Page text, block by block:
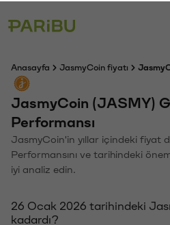
Anasayfa JasmyCoin fiyatı
JasmyCoin (JASMY)
Performansı
JasmyCoin'in yıllar içindeki fiyat
Performansını ve tarihindeki
iyi analiz edin.
26 Ocak 2026 tarihindeki
kadardı?